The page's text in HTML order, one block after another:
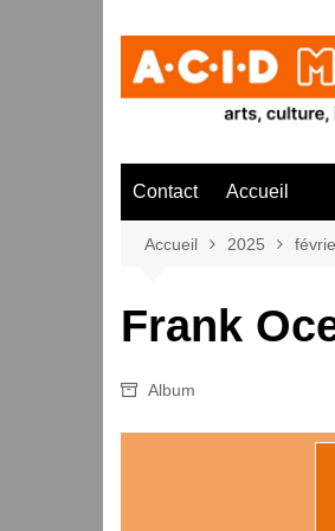
Contact Accueil
Accueil 2025
Frank
Album